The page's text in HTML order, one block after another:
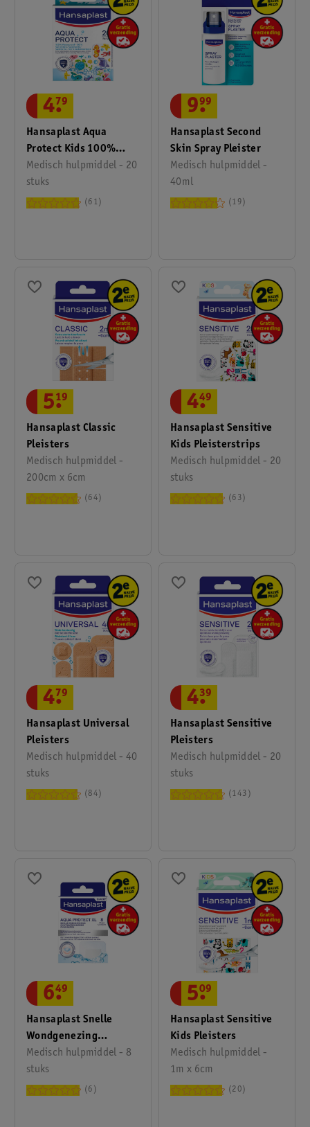
Hansaplast Aqua
Protect Kids 100%
Waterproof Pleisters
Medisch hulpmiddel - 20
stuks
4.
79
61
Hansaplast Second
Skin Spray Pleister
Medisch hulpmiddel -
40ml
9.
99
19
Hansaplast Classic
Pleisters
Medisch hulpmiddel -
200cm x 6cm
5.
19
64
Hansaplast Sensitive
Kids Pleisterstrips
Medisch hulpmiddel - 20
stuks
4.
49
63
Hansaplast Universal
Pleisters
Medisch hulpmiddel - 40
stuks
4.
79
84
Hansaplast Sensitive
Pleisters
Medisch hulpmiddel - 20
stuks
4.
39
143
Hansaplast Snelle
Wondgenezing
Pleisters
Medisch hulpmiddel - 8
stuks
6.
49
6
Hansaplast Sensitive
Kids Pleisters
Medisch hulpmiddel -
1m x 6cm
5.
09
20